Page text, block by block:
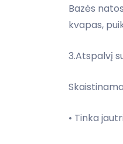
Bazės
kvapas,
3.Atspalvį
• Tinka